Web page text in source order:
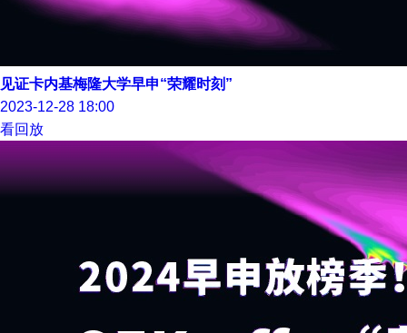
见证卡内基梅隆大学早申“荣耀时刻”
2023-12-28 18:00
看回放